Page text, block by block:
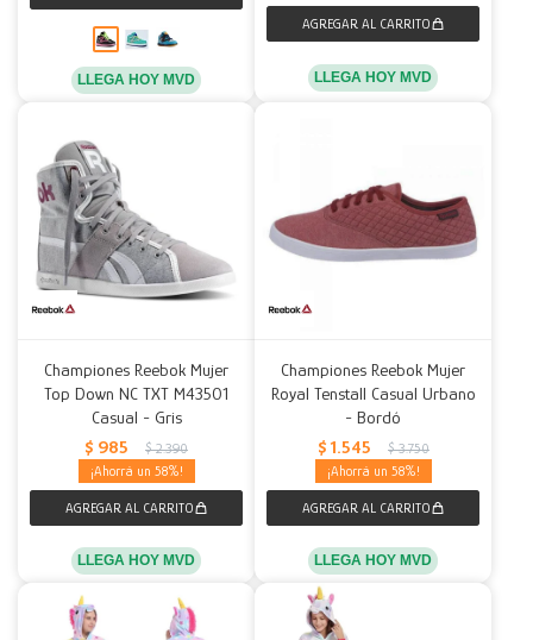
LLEGA HOY MVD LLEGA HOY MVD
Championes Reebok Mujer
Top Down NC TXT M43501
Casual - Gris
$ 985 $ 2.390
58
LLEGA HOY MVD
Championes Reebok Mujer
Royal Tenstall Casual Urbano
- Bordó
$ 1.545 $ 3.750
58
LLEGA HOY MVD